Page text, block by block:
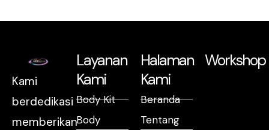
Kami
berdedikasi
memberikan
Layanan
Kami
Body Kit
Body
Halaman
Kami
Beranda
Tentang
Workshop